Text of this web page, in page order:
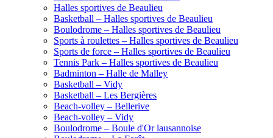
Halles sportives de Beaulieu
Basketball – Halles sportives de Beaulieu
Boulodrome – Halles sportives de Beaulieu
Sports à roulettes – Halles sportives de Beaulieu
Sports de force – Halles sportives de Beaulieu
Tennis Park – Halles sportives de Beaulieu
Badminton – Halle de Malley
Basketball – Vidy
Basketball – Les Bergières
Beach-volley – Bellerive
Beach-volley – Vidy
Boulodrome – Boule d'Or lausannoise